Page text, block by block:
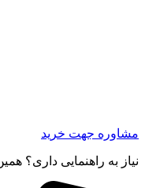
مشاوره جهت خرید
نیاز به راهنمایی داری؟